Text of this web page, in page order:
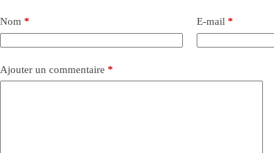
Nom * E-mail *
Ajouter un commentaire *